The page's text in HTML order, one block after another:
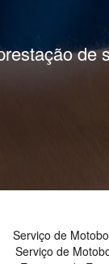
Serviço de
Serviço de